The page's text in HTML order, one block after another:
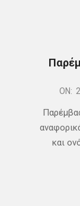
ON:
και